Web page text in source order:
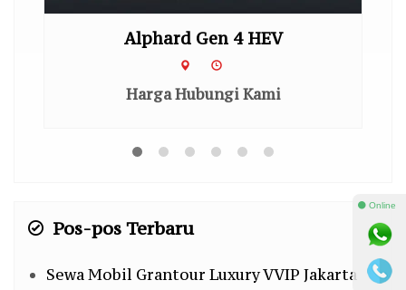
Alphard Gen 4 HEV
Harga Hubungi Kami
Pos-pos Terbaru
Sewa Mobil Grantour Luxury VVIP Jakarta
⚫ Online